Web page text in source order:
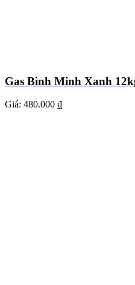
Gas Bình Minh Xanh
Giá: 480.000 ₫